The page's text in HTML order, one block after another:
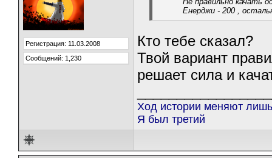
Регистрация: 11.03.2008
Сообщений: 1,230
Енерджи - 200 ,
Кто тебе сказал?
Твой вариант
решает сила и
Ход истории меняют
Я был третий